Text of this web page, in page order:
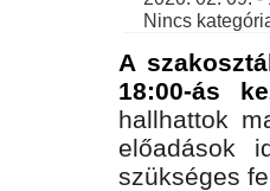
Nincs
A
18:00-ás
hallhattok
előadások
szükséges